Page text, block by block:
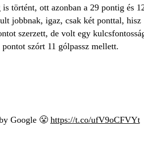
történt, ott azonban a 29 pontig és
jobbnak, igaz, csak két ponttal, hisz
szerzett, de volt egy
szórt 11 gólpassz mellett.
Google 😤 https://t.co/ufV9oCFVYt